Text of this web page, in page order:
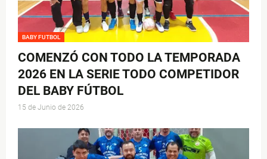
BABY FUTBOL
COMENZÓ CON TODO LA TEMPORADA
2026 EN LA SERIE TODO COMPETIDOR
DEL BABY FÚTBOL
15 de Junio de 2026